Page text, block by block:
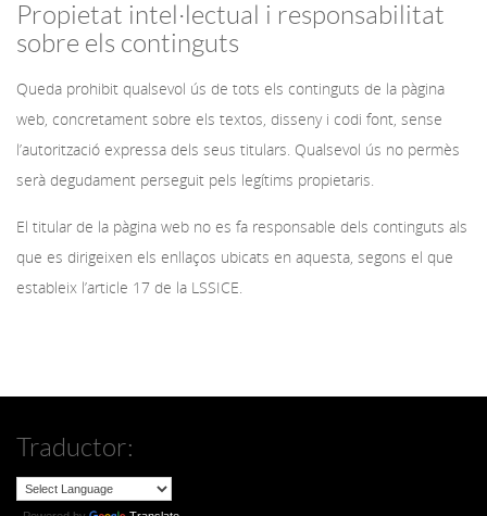
Propietat intel·lectual i responsabilitat
sobre els continguts
Queda prohibit qualsevol ús de tots els continguts de la pàgina
web, concretament sobre els textos, disseny i codi font, sense
l’autorització expressa dels seus titulars. Qualsevol ús no permès
serà degudament perseguit pels legítims propietaris.
El titular de la pàgina web no es fa responsable dels continguts als
que es dirigeixen els enllaços ubicats en aquesta, segons el que
estableix l’article 17 de la LSSICE.
Traductor: